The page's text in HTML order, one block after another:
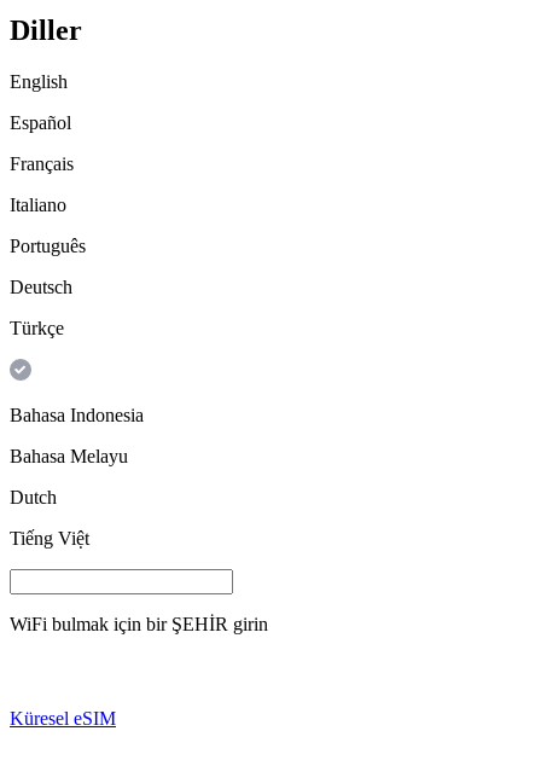
Diller
English
Español
Français
Italiano
Português
Deutsch
Türkçe
Bahasa Indonesia
Bahasa Melayu
Dutch
Tiếng Việt
WiFi bulmak için bir ŞEHİR girin
Küresel eSIM